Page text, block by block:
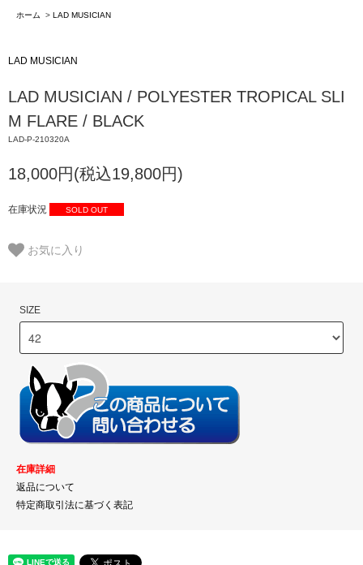
ホーム > LAD MUSICIAN
LAD MUSICIAN
LAD MUSICIAN / POLYESTER TROPICAL SLI
M FLARE / BLACK
LAD-P-210320A
18,000円(税込19,800円)
在庫状況 SOLD OUT
お気に入り
SIZE
在庫詳細
返品について
特定商取引法に基づく表記